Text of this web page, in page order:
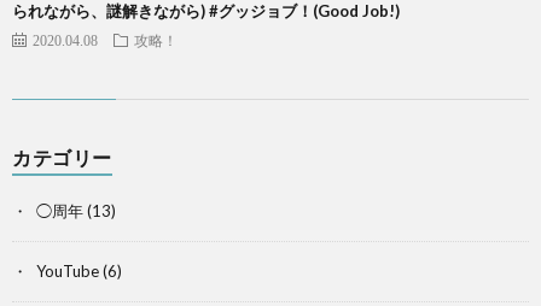
られながら、謎解きながら) #グッジョブ！(Good Job!)
2020.04.08 攻略！
カテゴリー
◯周年(13)
YouTube(6)